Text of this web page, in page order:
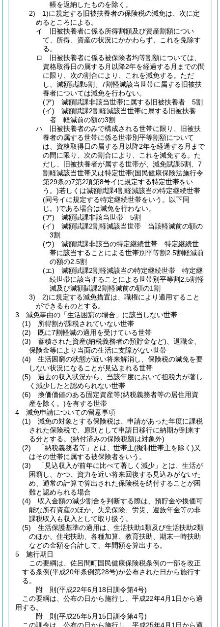
帳を返納したものを除く。
2) 1)に規定する旧被扶養者の保険税の減免は、次に定
めるところによる。
イ 旧被扶養者に係る所得割額及び資産割額につい
て、所得、資産の状況にかかわらず、これを免除す
る。
ロ 旧被扶養者に係る被保険者均等割額については、
資格取得日の属する月以降2年を経過する月までの間
に限り、次の割合により、これを減免する。ただ
し、減額賦課5割、7割軽減該当世帯に属する旧被扶
養者については減免を行わない。
(ア) 減額賦課非該当世帯に属する旧被扶養者 5割
(イ) 減額賦課2割軽減該当世帯に属する旧被扶養
者 軽減前の額の3割
ハ 旧被扶養者のみで構成される世帯に限り、旧被扶
養者の属する世帯に係る世帯別平等割額について
は、資格取得日の属する月以降2年を経過する月まで
の間に限り、次の割合により、これを減免する。た
だし、旧被扶養者が属する世帯が、減免賦課5割、7
割軽減該当世帯又は特定世帯(国民健康保険法施行令
第29条の7第2項第8号イに規定する特定世帯をい
う。)若しくは減額賦課4割軽減該当の特定継続世帯
(同号イに規定する特定継続世帯をいう。以下同
じ。)である場合は減免を行わない。
(ア) 減額賦課非該当世帯 5割
(イ) 減額賦課2割軽減該当世帯 当該軽減前の額の
3割
(ウ) 減額賦課非該当の特定継続世帯 特定継続世
帯に該当することによる世帯別平等割2.5割軽減前
の額の2.5割
(エ) 減額賦課2割軽減該当の特定継続世帯 特定継
続世帯に該当することによる世帯別平等割2.5割軽
減及び減額賦課2割軽減前の額の1割
3) 2)に規定する減免措置は、職権により適用すること
ができるものとする。
3 減免事由の「生活困窮の場合」に該当しない世帯
(1) 所得割が課税されていない世帯
(2) 既に7割軽減の適用を受けている世帯
(3) 蓄積された資産(納税義務者の預貯金など) 、退職金、
保険金等により当面の生活に支障がない世帯
(4) 生活困窮の状態が近い将来解消し、保険税の減免を要
しない状況になることが見込まれる世帯
(5) 過去の収入状況から、当該年度において担税力が著し
く減少したと認められない世帯
(6) 換価価値のある固定資産等(納税義務者等の居住用資
産を除く。)を有する世帯
4 減免申請についての留意事項
(1) 減免の対象とする保険税は、申請があった年度に課税
された保険税で、原則として申請日移行に納期が到来す
る分とする。 (納付済みの保険税額は対象外)
(2) 「納税義務者等」とは、世帯主(擬制世帯主を除く)又
はその世帯に属する被保険者をいう。
(3) 「見込収入が前年に比べて著しく減少」とは、生活が
困窮し、かつ、資力を近い将来回復する見込みがないた
め、通常の計算で算出された保険税を納付することが困
難と認められる場合
(4) 収入金額の減少割合を判断する際は、預貯金や換価可
能な所有資産のほか、失業保険、労災、遺族年金等の非
課税収入も収入として取り扱う。
(5) 生活保護基準の適用は、生活扶助1類及び生活扶助2類
のほか、住宅扶助、各種加算、教育扶助、期末一時扶助
などの金額を合計して、年間額を算出する。
5 施行期日
この要綱は、佐呂間町国民健康保険税条例の一部を改正
する条例(平成20年条例第28号)が公布された日から施行す
る。
附 則(平成22年6月18日訓令第4号)
この要綱は、公布の日から施行し、平成22年4月1日から適
用する。
附 則(平成25年5月15日訓令第4号)
この訓令は、公布の日から施行し、平成25年4月1日から適